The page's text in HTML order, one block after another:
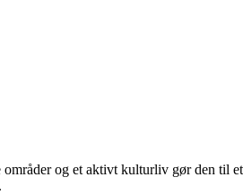
og et aktivt kulturliv gør den til